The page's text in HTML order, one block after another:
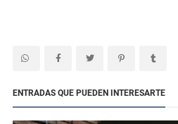
ENTRADAS QUE PUEDEN INTERESARTE